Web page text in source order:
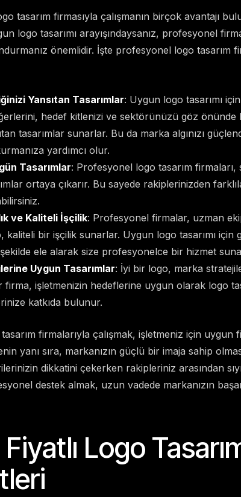
tasarım firmasıyla çalışmanın birçok avantajı
logo tasarımı arayışındaysanız, profesyonel
önemlidir. İşte profesyonel logo tasarım
Yansıtan Tasarımlar: Uygun logo tasarımı
hedef kitlenizi ve sektörünüzü göz
tasarımlar sunarlar. Bu da marka algınızı
yardımcı olur.
Tasarımlar: Profesyonel logo tasarım firmaları,
ortaya çıkarır. Bu sayede rakiplerinizden
ve Kaliteli İşçilik: Profesyonel firmalar, uzman
kaliteli bir işçilik sunarlar. Uygun logo tasarımı için
ele alarak size profesyonelce bir hizmet
Uygun Tasarımlar: İyi bir logo, marka
işletmenizin hedeflerine uygun olarak logo
katkıda bulunur.
firmalarıyla çalışmak, işletmeniz için uygun
yanı sıra, markanızın güçlü bir imaja sahip
dikkatini çekerken rakipleriniz arasından
destek almak, uzun vadede markanızın
Logo